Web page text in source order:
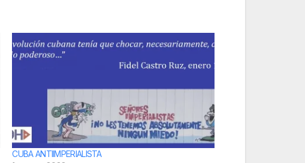
CUBA ANTIIMPERIALISTA